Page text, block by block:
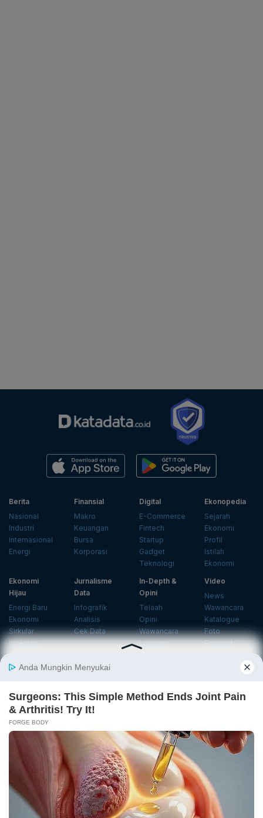
Berita
Nasional
Industri
Internasional
Energi
Finansial
Makro
Keuangan
Bursa
Korporasi
Digital
E-Commerce
Fintech
Startup
Gadget
Teknologi
Ekonopedia
Sejarah
Ekonomi
Profil
Istilah
Ekonomi
Ekonomi
Hijau
Energi Baru
Ekonomi
Sirkular
Investasi
Jurnalisme
Data
Infografik
Analisis
Cek Data
In-Depth &
Opini
Telaah
Opini
Wawancara
Laporan
Video
News
Wawancara
Katalogue
Foto
Podcast
Info
Insight
Center
Databoks
Langganan Newsletter
Email
Daftar